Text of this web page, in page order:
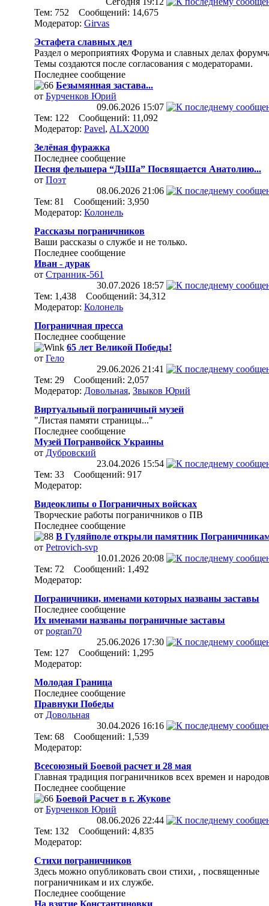
Тем: 752 Сообщений: 14,675
Модератор: Girvas
Эстафета славных дел
Раздел о мероприятиях Форума и славных делах
Темы создаются после согласования с модераторами.
Последнее сообщение
Безымянная застава...
от Бурченков Юрий
09.06.2026 15:07
Тем: 122 Сообщений: 11,092
Модератор: Pavel, ALX2000
Зелёная фуражка
Последнее сообщение
Песня фельшера “ДэШа” Посвящается Анатолию...
от Поэт
08.06.2026 21:06
Тем: 81 Сообщений: 3,950
Модератор: Колонель
Рассказы пограничников
Ваши рассказы о службе и не только.
Последнее сообщение
Иван - дурак
от Странник-561
30.07.2026 18:57
Тем: 1,438 Сообщений: 34,312
Модератор: Колонель
Пограничная пресса
Последнее сообщение
65 лет Великой Победы!
от Гело
29.06.2026 21:41
Тем: 29 Сообщений: 2,057
Модератор: Довольная, Звыков Юрий
Виртуальный пограничный музей
"Листая памяти страницы..."
Последнее сообщение
Музей Погранвойск Украины
от Дубровский
23.04.2026 15:54
Тем: 33 Сообщений: 917
Модератор:
Видеоклипы о Пограничных войсках
Творческие работы пограничников о ПВ
Последнее сообщение
В Гуляйполе открыли памятник
от Petrovich-svp
10.01.2026 20:08
Тем: 72 Сообщений: 1,492
Модератор:
Пограничники, именами которых названы заставы
Последнее сообщение
Их именами названы пограничные заставы
от pogran70
25.06.2026 17:30
Тем: 127 Сообщений: 1,295
Модератор:
Молодая Граница
Последнее сообщение
Правнуки Победы
от Довольная
30.04.2026 16:16
Тем: 68 Сообщений: 1,539
Модератор:
Всесоюзный Боевой расчет и 28 мая
Главная традиция пограничников всех времен и
Последнее сообщение
Боевой Расчет в г. Жукове
от Бурченков Юрий
08.06.2026 22:44
Тем: 132 Сообщений: 4,835
Модератор:
Стихи пограничников
Здесь можно опубликовать свои стихи, , посвященные
пограничникам и их службе.
Последнее сообщение
На взятие Константиновки